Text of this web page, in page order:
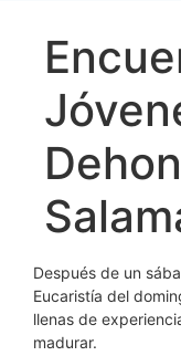
Después de un
Eucaristía del
llenas de
madurar.